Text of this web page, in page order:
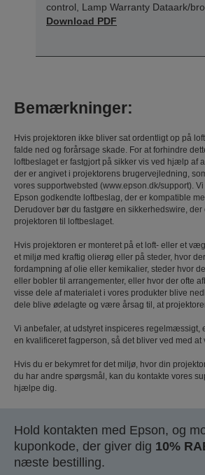
control, Lamp Warranty Dataark/
Download PDF
Bemærkninger:
Hvis projektoren ikke bliver sat ordentligt op på
falde ned og forårsage skade. For at forhindre
loftbeslaget er fastgjort på sikker vis ved hjælp af
der er angivet i projektorens brugervejledning,
vores supportwebsted (www.epson.dk/support).
Epson godkendte loftbeslag, der er kompatible
Derudover bør du fastgøre en sikkerhedswire,
projektoren til loftbeslaget.
Hvis projektoren er monteret på et loft- eller et
et miljø med kraftig olierøg eller på steder, hvor
fordampning af olie eller kemikalier, steder hvor
eller bobler til arrangementer, eller hvor der ofte
visse dele af materialet i vores produkter blive
dele blive ødelagte og være årsag til, at
Vi anbefaler, at udstyret inspiceres regelmæssigt,
en kvalificeret fagperson, så det bliver ved med at
Hvis du er bekymret for det miljø, hvor din
du har andre spørgsmål, kan du kontakte vores
hjælpe dig.
Hold kontakten med Epson, og
kuponkode, der giver dig 10%
næste bestilling.